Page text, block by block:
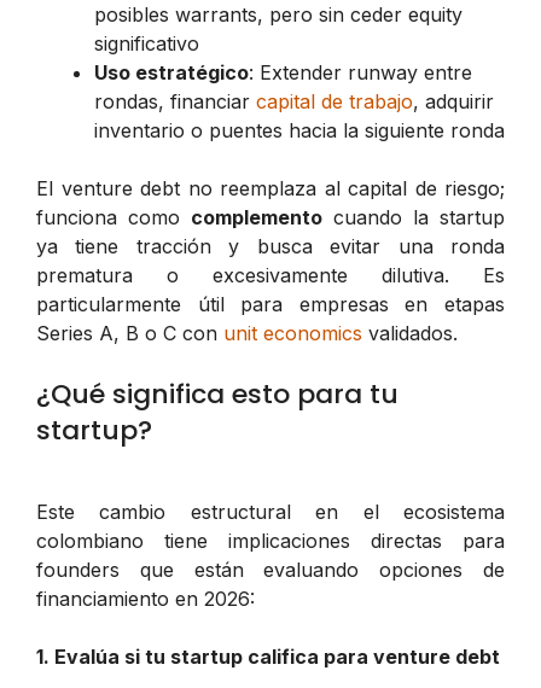
posibles warrants, pero sin ceder equity
significativo
Uso estratégico: Extender runway entre
rondas, financiar capital de trabajo, adquirir
inventario o puentes hacia la siguiente ronda
El venture debt no reemplaza al capital de riesgo;
funciona como complemento cuando la startup
ya tiene tracción y busca evitar una ronda
prematura o excesivamente dilutiva. Es
particularmente útil para empresas en etapas
Series A, B o C con unit economics validados.
¿Qué significa esto para tu
startup?
Este cambio estructural en el ecosistema
colombiano tiene implicaciones directas para
founders que están evaluando opciones de
financiamiento en 2026:
1. Evalúa si tu startup califica para venture debt